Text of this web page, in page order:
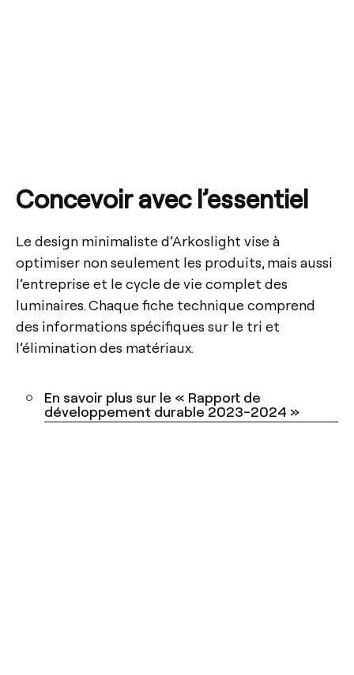
Concevoir avec l’essentiel
Le design minimaliste d’Arkoslight vise à
optimiser non seulement les produits, mais aussi
l’entreprise et le cycle de vie complet des
luminaires. Chaque fiche technique comprend
des informations spécifiques sur le tri et
l’élimination des matériaux.
En savoir plus sur le « Rapport de
développement durable 2023-2024 »